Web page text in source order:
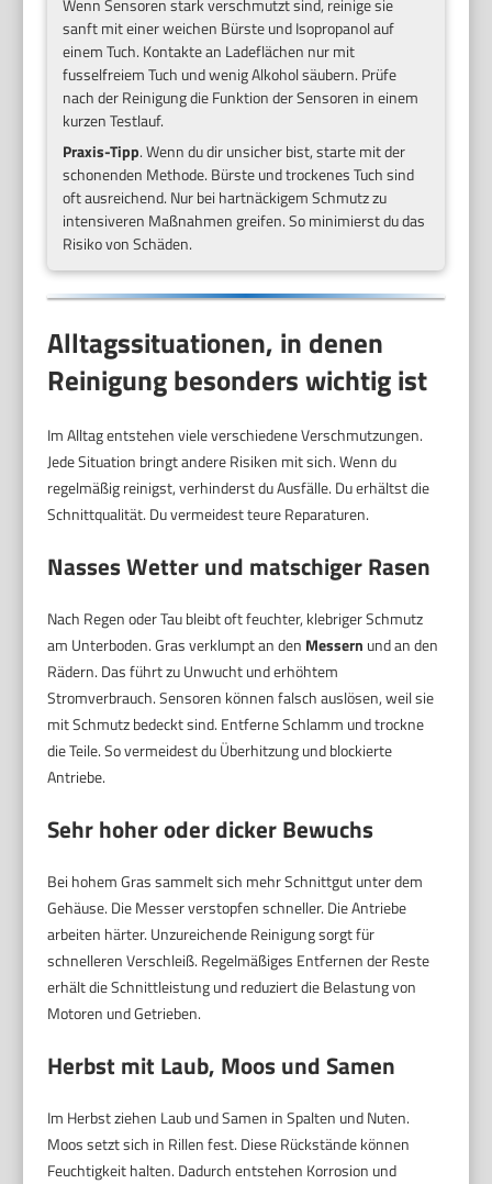
Wenn Sensoren stark verschmutzt sind, reinige sie
sanft mit einer weichen Bürste und Isopropanol auf
einem Tuch. Kontakte an Ladeflächen nur mit
fusselfreiem Tuch und wenig Alkohol säubern. Prüfe
nach der Reinigung die Funktion der Sensoren in einem
kurzen Testlauf.
Praxis-Tipp. Wenn du dir unsicher bist, starte mit der
schonenden Methode. Bürste und trockenes Tuch sind
oft ausreichend. Nur bei hartnäckigem Schmutz zu
intensiveren Maßnahmen greifen. So minimierst du das
Risiko von Schäden.
Alltagssituationen, in denen
Reinigung besonders wichtig ist
Im Alltag entstehen viele verschiedene Verschmutzungen.
Jede Situation bringt andere Risiken mit sich. Wenn du
regelmäßig reinigst, verhinderst du Ausfälle. Du erhältst die
Schnittqualität. Du vermeidest teure Reparaturen.
Nasses Wetter und matschiger Rasen
Nach Regen oder Tau bleibt oft feuchter, klebriger Schmutz
am Unterboden. Gras verklumpt an den Messern und an den
Rädern. Das führt zu Unwucht und erhöhtem
Stromverbrauch. Sensoren können falsch auslösen, weil sie
mit Schmutz bedeckt sind. Entferne Schlamm und trockne
die Teile. So vermeidest du Überhitzung und blockierte
Antriebe.
Sehr hoher oder dicker Bewuchs
Bei hohem Gras sammelt sich mehr Schnittgut unter dem
Gehäuse. Die Messer verstopfen schneller. Die Antriebe
arbeiten härter. Unzureichende Reinigung sorgt für
schnelleren Verschleiß. Regelmäßiges Entfernen der Reste
erhält die Schnittleistung und reduziert die Belastung von
Motoren und Getrieben.
Herbst mit Laub, Moos und Samen
Im Herbst ziehen Laub und Samen in Spalten und Nuten.
Moos setzt sich in Rillen fest. Diese Rückstände können
Feuchtigkeit halten. Dadurch entstehen Korrosion und